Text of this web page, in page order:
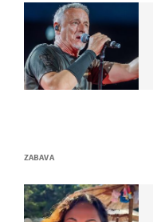
ZABAVA